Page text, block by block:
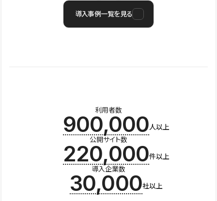
導入事例一覧を見る
利用者数
900,000人以上
公開サイト数
220,000件以上
導入企業数
30,000社以上